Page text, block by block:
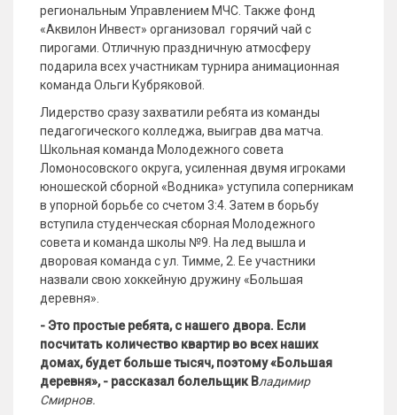
региональным Управлением МЧС. Также фонд
«Аквилон Инвест» организовал горячий чай с
пирогами. Отличную праздничную атмосферу
подарила всех участникам турнира анимационная
команда Ольги Кубряковой.
Лидерство сразу захватили ребята из команды
педагогического колледжа, выиграв два матча.
Школьная команда Молодежного совета
Ломоносовского округа, усиленная двумя игроками
юношеской сборной «Водника» уступила соперникам
в упорной борьбе со счетом 3:4. Затем в борьбу
вступила студенческая сборная Молодежного
совета и команда школы №9. На лед вышла и
дворовая команда с ул. Тимме, 2. Ее участники
назвали свою хоккейную дружину «Большая
деревня».
- Это простые ребята, с нашего двора. Если
посчитать количество квартир во всех наших
домах, будет больше тысяч, поэтому «Большая
деревня», - рассказал болельщик Владимир
Смирнов.